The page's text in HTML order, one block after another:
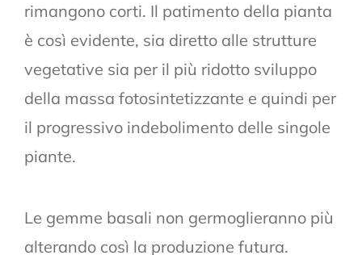
rimangono corti. Il patimento della pianta
è così evidente, sia diretto alle strutture
vegetative sia per il più ridotto sviluppo
della massa fotosintetizzante e quindi per
il progressivo indebolimento delle singole
piante.
Le gemme basali non germoglieranno più
alterando così la produzione futura.